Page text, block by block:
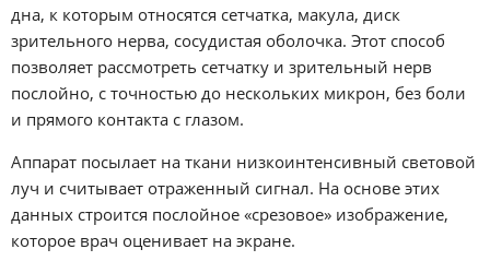
дна, к которым относятся сетчатка, макула, диск
зрительного нерва, сосудистая оболочка. Этот способ
позволяет рассмотреть сетчатку и зрительный нерв
послойно, с точностью до нескольких микрон, без боли
и прямого контакта с глазом.
Аппарат посылает на ткани низкоинтенсивный световой
луч и считывает отраженный сигнал. На основе этих
данных строится послойное «срезовое» изображение,
которое врач оценивает на экране.